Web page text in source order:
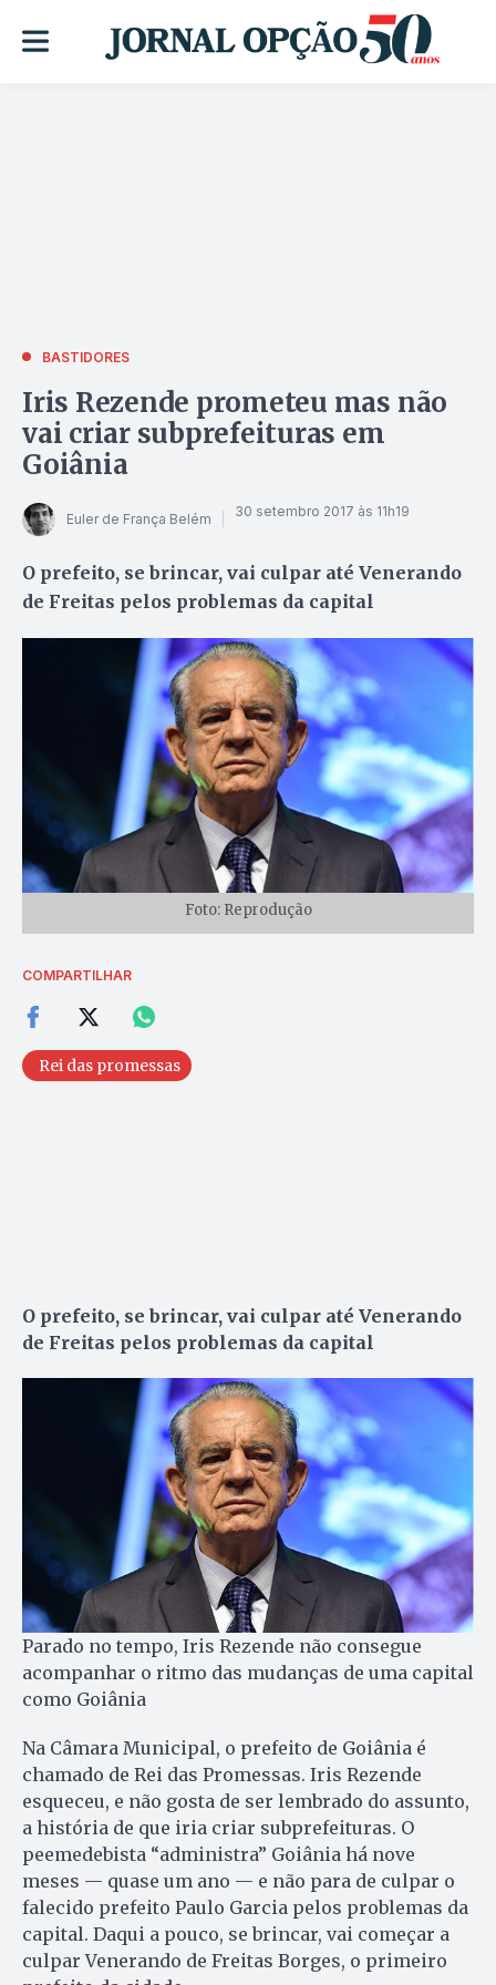
BASTIDORES
Iris Rezende prometeu mas não
vai criar subprefeituras em
Goiânia
Euler de França Belém 30 setembro 2017 às 11h19
O prefeito, se brincar, vai culpar até Venerando
de Freitas pelos problemas da capital
Foto: Reprodução
COMPARTILHAR
Rei das promessas
O prefeito, se brincar, vai culpar até Venerando
de Freitas pelos problemas da capital
Parado no tempo, Iris Rezende não consegue
acompanhar o ritmo das mudanças de uma capital
como Goiânia
Na Câmara Municipal, o prefeito de Goiânia é
chamado de Rei das Promessas. Iris Rezende
esqueceu, e não gosta de ser lembrado do assunto,
a história de que iria criar subprefeituras. O
peemedebista “administra” Goiânia há nove
meses — quase um ano — e não para de culpar o
falecido prefeito Paulo Garcia pelos problemas da
capital. Daqui a pouco, se brincar, vai começar a
culpar Venerando de Freitas Borges, o primeiro